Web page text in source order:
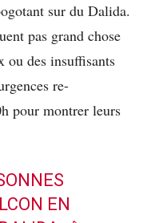
sur du Dalida.
pas grand chose
ou des insuffisants
re-
pour montrer leurs
EN